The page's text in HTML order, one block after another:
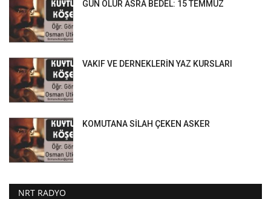
GÜN OLUR ASRA BEDEL: 15 TEMMUZ
VAKIF VE DERNEKLERİN YAZ KURSLARI
KOMUTANA SİLAH ÇEKEN ASKER
NRT RADYO